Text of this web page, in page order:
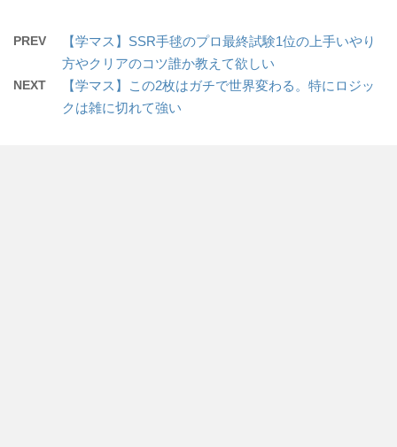
PREV
【学マス】SSR手毬のプロ最終試験1位の上手いやり
方やクリアのコツ誰か教えて欲しい
NEXT
【学マス】この2枚はガチで世界変わる。特にロジッ
クは雑に切れて強い